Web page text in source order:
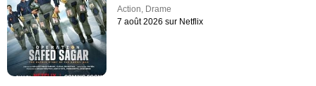
Action, Drame
7 août 2026 sur Netflix